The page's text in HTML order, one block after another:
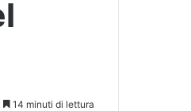
14 minuti di lettura